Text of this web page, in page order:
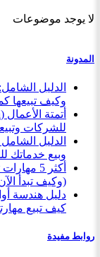
لا يوجد موضوعات
المدونة
وكيف تبيعها
للشركات
وبيع خدماتك
(وكيف تبدأ
كيف تبيع
روابط مفيدة